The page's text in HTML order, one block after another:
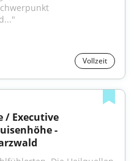
Vollzeit
/ Executive
-